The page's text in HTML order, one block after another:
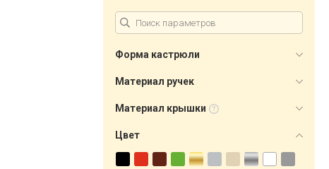
Форма кастрюли
Материал ручек
Материал крышки
Цвет